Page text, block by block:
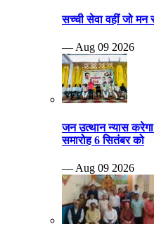
सच्ची सेवा वहीं जो मन
— Aug 09 2026
जन उत्थान न्यास
समारोह 6 सितंबर को
— Aug 09 2026